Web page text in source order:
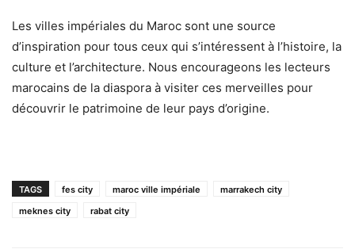
Les villes impériales du Maroc sont une source
d’inspiration pour tous ceux qui s’intéressent à l’histoire, la
culture et l’architecture. Nous encourageons les lecteurs
marocains de la diaspora à visiter ces merveilles pour
découvrir le patrimoine de leur pays d’origine.
TAGS fes city maroc ville impériale
marrakech city
meknes city
rabat city